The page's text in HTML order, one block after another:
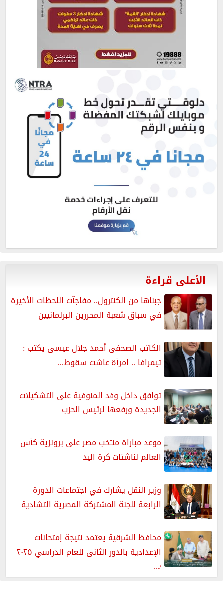
الأعلى قراءة
جبناها من الكنترول.. مفاجآت اللحظات الأخيرة
في سباق شعبة المحررين البرلمانيين
الكاتب الصحفى أحمد جلال عيسى يكتب :
تيمرافا .. امرأة عاشت سقوط...
توافق داخل وفد المنوفية على التشكيلات
الجديدة ورفعها لرئيس الحزب
موعد مباراة منتخب مصر على برونزية كأس
العالم لناشئات كرة اليد
وزير النقل يشارك في اجتماعات الدورة
الرابعة للجنة المشتركة المصرية التشادية
محافظ الشرقية يعتمد نتيجة إمتحانات
الإعدادية بالدور الثانى للعام الدراسي ٢٠٢٥
/...